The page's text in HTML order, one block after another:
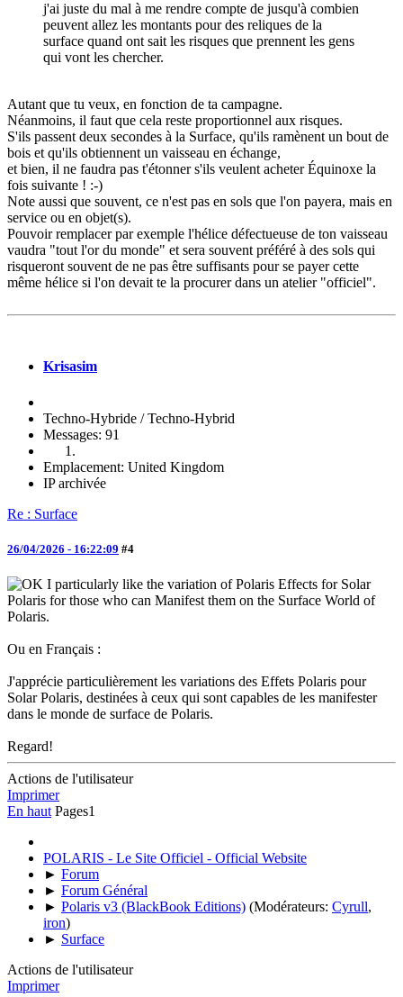
j'ai juste du mal à me rendre compte de jusqu'à combien
peuvent allez les montants pour des reliques de la
surface quand ont sait les risques que prennent les gens
qui vont les chercher.
Autant que tu veux, en fonction de ta campagne.
Néanmoins, il faut que cela reste proportionnel aux risques.
S'ils passent deux secondes à la Surface, qu'ils ramènent un bout de
bois et qu'ils obtiennent un vaisseau en échange,
et bien, il ne faudra pas t'étonner s'ils veulent acheter Équinoxe la
fois suivante ! :-)
Note aussi que souvent, ce n'est pas en sols que l'on payera, mais en
service ou en objet(s).
Pouvoir remplacer par exemple l'hélice défectueuse de ton vaisseau
vaudra "tout l'or du monde" et sera souvent préféré à des sols qui
risqueront souvent de ne pas être suffisants pour se payer cette
même hélice si l'on devait te la procurer dans un atelier "officiel".
Krisasim
Techno-Hybride / Techno-Hybrid
Messages: 91
Emplacement: United Kingdom
IP archivée
Re : Surface
26/04/2026 - 16:22:09 #4
I particularly like the variation of Polaris Effects for Solar
Polaris for those who can Manifest them on the Surface World of
Polaris.
Ou en Français :
J'apprécie particulièrement les variations des Effets Polaris pour
Solar Polaris, destinées à ceux qui sont capables de les manifester
dans le monde de surface de Polaris.
Regard!
Actions de l'utilisateur
Imprimer
En haut Pages1
POLARIS - Le Site Officiel - Official Website
► Forum
► Forum Général
► Polaris v3 (BlackBook Editions) (Modérateurs: Cyrull,
iron)
► Surface
Actions de l'utilisateur
Imprimer